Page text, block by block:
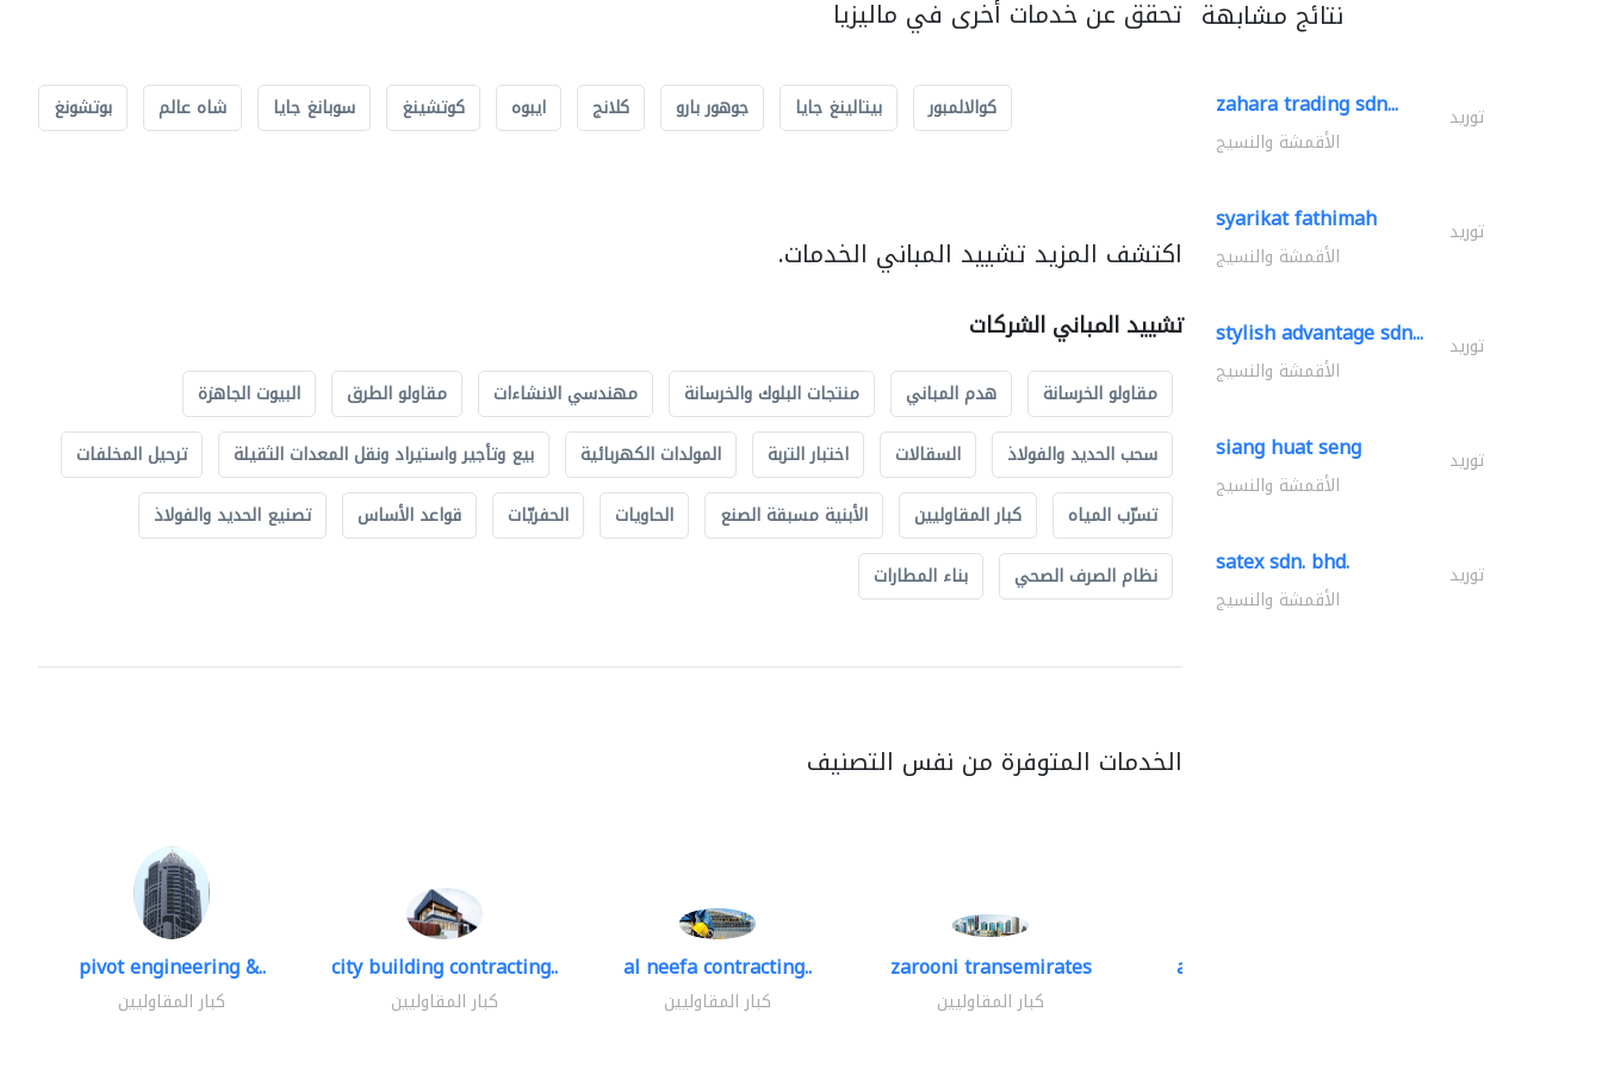
تحقق عن خدمات أخرى في ماليزيا
كوالالمبور بيتالينغ جايا جوهور بارو كلانج ايبوه كوتشينغ سوبانغ جايا شاه عالم بوتشونغ
اكتشف المزيد تشييد المباني الخدمات.
تشييد المباني الشركات
مقاولو الخرسانة هدم المباني منتجات البلوك والخرسانة مهندسي الانشاءات مقاولو الطرق
البيوت الجاهزة
سحب الحديد والفولاذ
السقالات اختبار التربة المولدات الكهربائية بيع وتأجير واستيراد ونقل المعدات الثقيلة
ترحيل المخلفات
تسرّب المياه
كبار المقاوليين الأبنية مسبقة الصنع الحاويات الحفريّات قواعد الأساس
تصنيع الحديد والفولاذ
نظام الصرف الصحي
بناء المطارات
الخدمات المتوفرة من نفس التصنيف
pivot engineering &..
كبار المقاوليين
city building contracting..
كبار المقاوليين
al neefa contracting..
كبار المقاوليين
zarooni transemirates
كبار المقاوليين
accurate bldh cont..
نتائج مشابهة
zahara trading sdn... توريد
الأقمشة والنسيج
syarikat fathimah توريد
الأقمشة والنسيج
stylish advantage sdn... توريد
الأقمشة والنسيج
siang huat seng توريد
الأقمشة والنسيج
satex sdn. bhd. توريد
الأقمشة والنسيج